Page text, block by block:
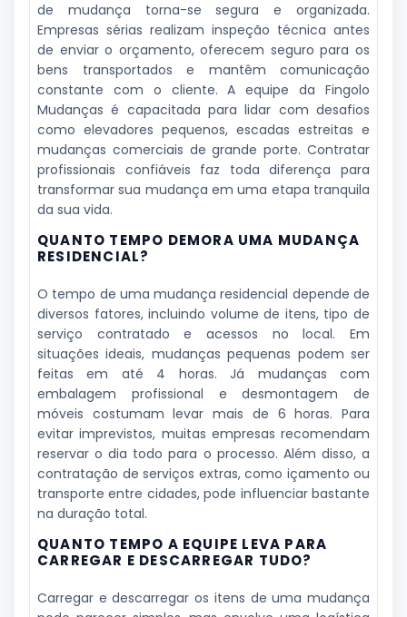
de mudança torna-se segura e organizada.
Empresas sérias realizam inspeção técnica antes
de enviar o orçamento, oferecem seguro para os
bens transportados e mantêm comunicação
constante com o cliente. A equipe da Fingolo
Mudanças é capacitada para lidar com desafios
como elevadores pequenos, escadas estreitas e
mudanças comerciais de grande porte. Contratar
profissionais confiáveis faz toda diferença para
transformar sua mudança em uma etapa tranquila
da sua vida.
QUANTO TEMPO DEMORA UMA MUDANÇA
RESIDENCIAL?
O tempo de uma mudança residencial depende de
diversos fatores, incluindo volume de itens, tipo de
serviço contratado e acessos no local. Em
situações ideais, mudanças pequenas podem ser
feitas em até 4 horas. Já mudanças com
embalagem profissional e desmontagem de
móveis costumam levar mais de 6 horas. Para
evitar imprevistos, muitas empresas recomendam
reservar o dia todo para o processo. Além disso, a
contratação de serviços extras, como içamento ou
transporte entre cidades, pode influenciar bastante
na duração total.
QUANTO TEMPO A EQUIPE LEVA PARA
CARREGAR E DESCARREGAR TUDO?
Carregar e descarregar os itens de uma mudança